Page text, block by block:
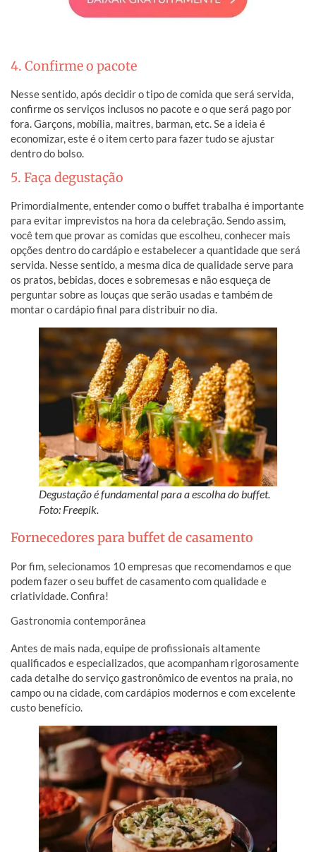
4. Confirme o pacote
Nesse sentido, após decidir o tipo de comida que será servida,
confirme os serviços inclusos no pacote e o que será pago por
fora. Garçons, mobília, maitres, barman, etc. Se a ideia é
economizar, este é o item certo para fazer tudo se ajustar
dentro do bolso.
5. Faça degustação
Primordialmente, entender como o buffet trabalha é importante
para evitar imprevistos na hora da celebração. Sendo assim,
você tem que provar as comidas que escolheu, conhecer mais
opções dentro do cardápio e estabelecer a quantidade que será
servida. Nesse sentido, a mesma dica de qualidade serve para
os pratos, bebidas, doces e sobremesas e não esqueça de
perguntar sobre as louças que serão usadas e também de
montar o cardápio final para distribuir no dia.
Degustação é fundamental para a escolha do buffet.
Foto: Freepik.
Fornecedores para buffet de casamento
Por fim, selecionamos 10 empresas que recomendamos e que
podem fazer o seu buffet de casamento com qualidade e
criatividade. Confira!
Gastronomia contemporânea
Antes de mais nada, equipe de profissionais altamente
qualificados e especializados, que acompanham rigorosamente
cada detalhe do serviço gastronômico de eventos na praia, no
campo ou na cidade, com cardápios modernos e com excelente
custo benefício.